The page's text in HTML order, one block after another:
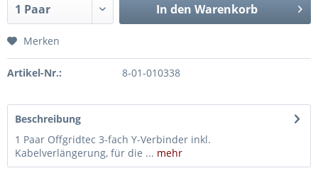
In den Warenkorb
Merken
Artikel-Nr.: 8-01-010338
Beschreibung
1 Paar Offgridtec 3-fach Y-Verbinder inkl.
Kabelverlängerung, für die ... mehr